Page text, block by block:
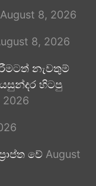
August 8, 2026
8, 2026
නැවතුම්
හිටපු
2026
වේ August